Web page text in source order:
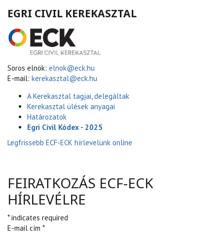
EGRI CIVIL KEREKASZTAL
Soros elnök: elnok@eck.hu
E-mail: kerekasztal@eck.hu
A Kerekasztal tagjai, delegáltak
Kerekasztal ülések anyagai
Határozatok
Egri Civil Kódex - 2025
Legfrissebb ECF-ECK hírlevelünk online
FEIRATKOZÁS ECF-ECK
HÍRLEVÉLRE
* indicates required
E-mail cím *